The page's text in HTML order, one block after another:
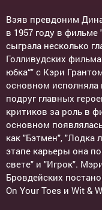
Взяв превдоним
в 1957 году в
сыграла несколько
Голливудских
юбка“" с Кэри
основном
подруг главных
критиков за роль в
основном
как "Бэтмен", "Лодка
этапе карьеры она
свете" и "Игрок".
Бровдейских
On Your Toes и Wit &